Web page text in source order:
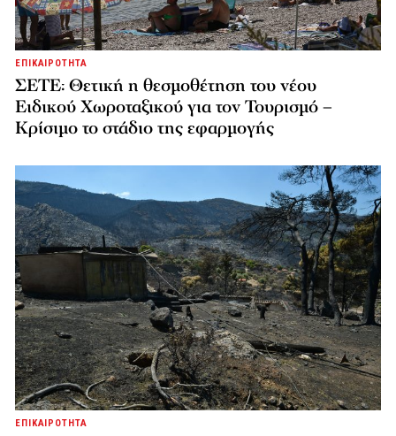
ΕΠΙΚΑΙΡΟΤΗΤΑ
ΣΕΤΕ: Θετική η θεσμοθέτηση του νέου
Ειδικού Χωροταξικού για τον Τουρισμό –
Κρίσιμο το στάδιο της εφαρμογής
ΕΠΙΚΑΙΡΟΤΗΤΑ